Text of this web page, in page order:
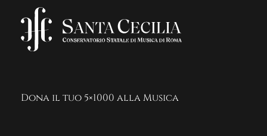
Dona il tuo 5×1000 alla Musica